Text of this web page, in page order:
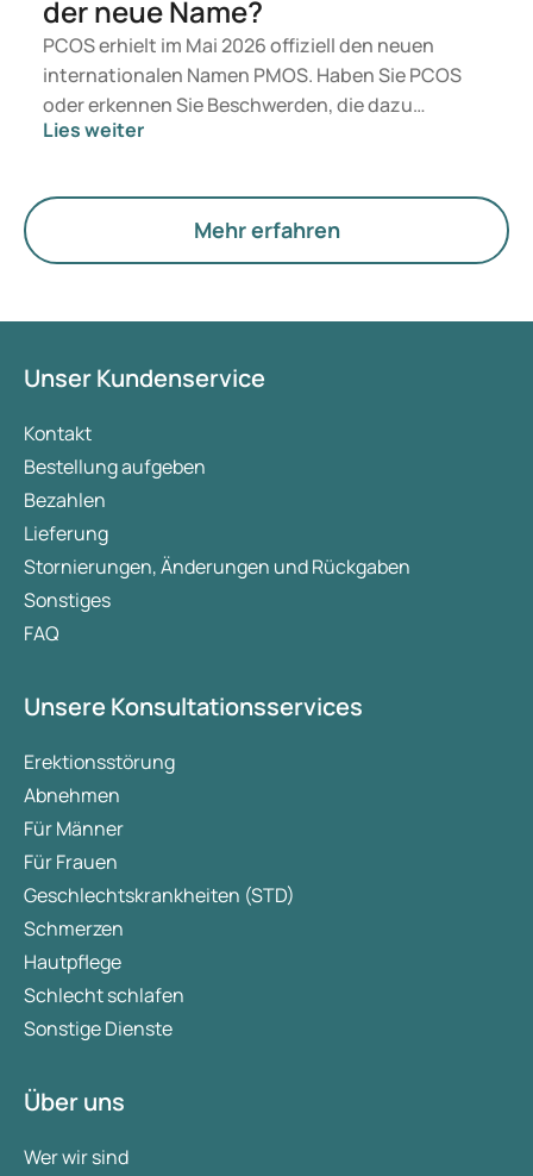
der neue Name?
PCOS erhielt im Mai 2026 offiziell den neuen
internationalen Namen PMOS. Haben Sie PCOS
oder erkennen Sie Beschwerden, die dazu
passen? Medizinisch ändert sich vorerst nichts.
Hormone, den Stoffwechsel und die Funktion der
Lies weiter
Mehr erfahren
Unser Kundenservice
Kontakt
Bestellung aufgeben
Bezahlen
Lieferung
Stornierungen, Änderungen und Rückgaben
Sonstiges
FAQ
Unsere Konsultationsservices
Erektionsstörung
Abnehmen
Für Männer
Für Frauen
Geschlechtskrankheiten (STD)
Schmerzen
Hautpflege
Schlecht schlafen
Sonstige Dienste
Über uns
Wer wir sind